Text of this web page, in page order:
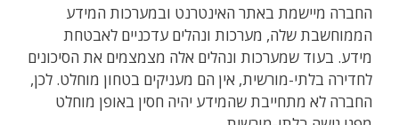
החברה מיישמת באתר האינטרנט ובמערכות המידע
הממוחשבת שלה, מערכות ונהלים עדכניים לאבטחת
מידע. בעוד שמערכות ונהלים אלה מצמצמים את הסיכונים
לחדירה בלתי-מורשית, אין הם מעניקים בטחון מוחלט. לכן,
החברה לא מתחייבת שהמידע יהיה חסין באופן מוחלט